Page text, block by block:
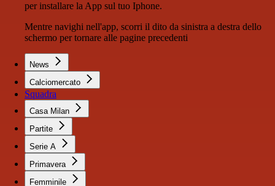
per installare la App sul tuo Iphone.
Mentre navighi nell'app, scorri il dito da sinistra a destra dello
schermo per tornare alle pagine precedenti
News
Calciomercato
Squadra
Casa Milan
Partite
Serie A
Primavera
Femminile